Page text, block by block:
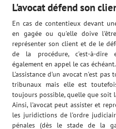
L'avocat défend son
En cas de contentieux devant
en gagée ou qu'elle doive
représenter son client et de le
de la procédure, c'est-à-dire
également en appel le cas échéant.
L'assistance d'un avocat n'est
tribunaux mais elle est
toujours possible, quelle que soit
Ainsi, l'avocat peut assister et
les juridictions de l'ordre
pénales (dès le stade de la